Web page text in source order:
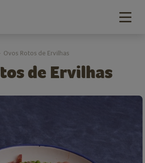
de Ervilhas
Ovos Rotos de Ervilhas